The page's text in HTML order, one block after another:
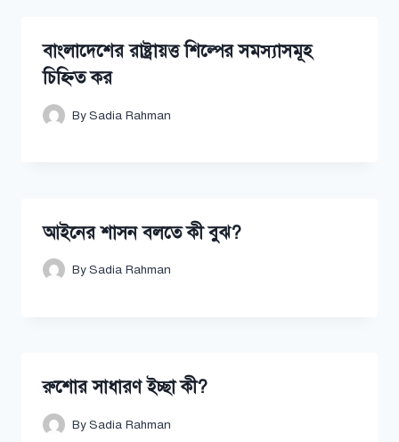
বাংলাদেশের রাষ্ট্রায়ত্ত শিল্পের সমস্যাসমূহ
চিহ্নিত কর
BySadia Rahman
আইনের শাসন বলতে কী বুঝ?
BySadia Rahman
রুশোর সাধারণ ইচ্ছা কী?
BySadia Rahman